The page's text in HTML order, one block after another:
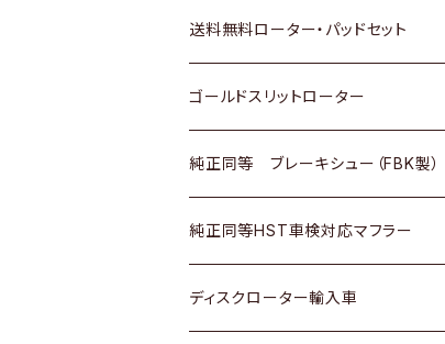
日野
三菱ふそう
ＢＭＷ
日野
三菱ふそう
三菱ふそう
その他
三菱
スバル
ダイハツ
マツダ
三菱
スバル
マツダ
三菱
日産
ダイハツ
マツダ
三菱
スバル
スズキ
日産
いすゞ
ダイハツ
マツダ
ホンダ
スズキ
日産
ダイハツ
マツダ
トヨタ
ホンダ
日産
いすゞ
ダイハツ
送料無料ローター・パッドセット
トヨタ
ホンダ
スズキ
日産
ゴールドスリットローター
トヨタ
ホンダ
スズキ
純正同等 ブレーキシュー（FBK製）
ホンダ
スズキ
純正同等HST車検対応マフラー
トヨタ
ディスクローター輸入車